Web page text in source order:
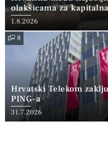
olakšicama za
1.8.2026
8
Hrvatski Telekom
PING-a
31.7.2026